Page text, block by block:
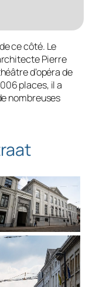
ce côté. Le
Pierre
d’opéra de
places, il a
nombreuses